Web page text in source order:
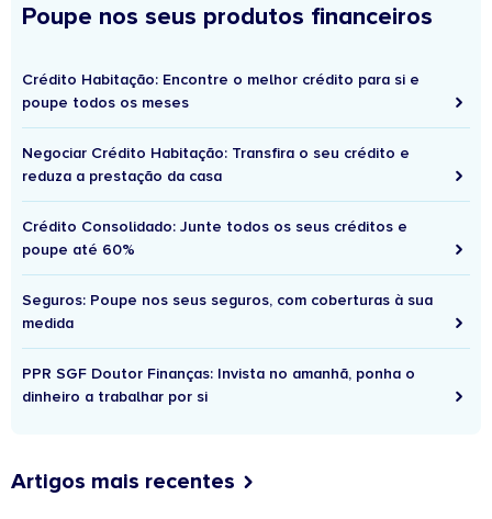
Poupe nos seus produtos financeiros
Crédito Habitação: Encontre o melhor crédito para si e
poupe todos os meses
Negociar Crédito Habitação: Transfira o seu crédito e
reduza a prestação da casa
Crédito Consolidado: Junte todos os seus créditos e
poupe até 60%
Seguros: Poupe nos seus seguros, com coberturas à sua
medida
PPR SGF Doutor Finanças: Invista no amanhã, ponha o
dinheiro a trabalhar por si
Artigos mais recentes